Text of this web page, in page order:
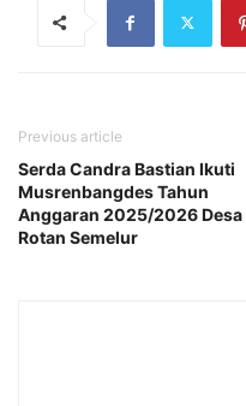
Previous article
Serda Candra Bastian Ikuti
Musrenbangdes Tahun
Anggaran 2025/2026 Desa
Rotan Semelur